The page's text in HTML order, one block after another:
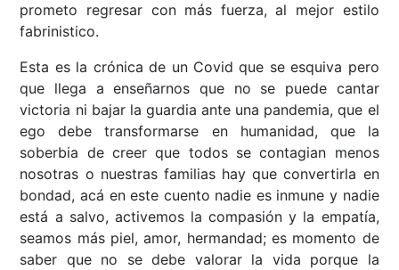
prometo regresar con más fuerza, al mejor estilo
fabrinistico.
Esta es la crónica de un Covid que se esquiva pero
que llega a enseñarnos que no se puede cantar
victoria ni bajar la guardia ante una pandemia, que el
ego debe transformarse en humanidad, que la
soberbia de creer que todos se contagian menos
nosotras o nuestras familias hay que convertirla en
bondad, acá en este cuento nadie es inmune y nadie
está a salvo, activemos la compasión y la empatía,
seamos más piel, amor, hermandad; es momento de
saber que no se debe valorar la vida porque la